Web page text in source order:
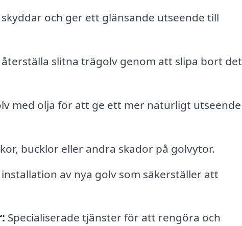
och ger ett glänsande utseende till
slitna trägolv genom att slipa bort det
med olja för att ge ett mer naturligt utseende
bucklor eller andra skador på golvytor.
av nya golv som säkerställer att
Specialiserade tjänster för att rengöra och